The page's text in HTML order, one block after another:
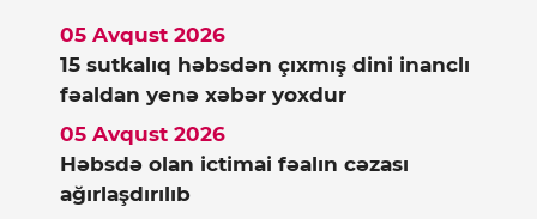
15 sutkalıq həbsdən çıxmış dini inanclı
fəaldan yenə xəbər yoxdur
05 Avqust 2026
Həbsdə olan ictimai fəalın cəzası
ağırlaşdırılıb
05 Avqust 2026